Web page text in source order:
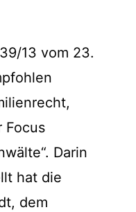
13 vom 23.
Focus
Darin
hat die
dem